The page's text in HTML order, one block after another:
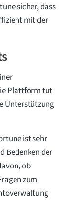
sicher, dass
mit der
Plattform tut
Unterstützung
ist sehr
Bedenken der
ob
zum